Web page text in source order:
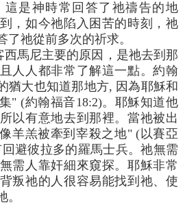
是神時常回答了祂禱告的地
，如今祂陷入困苦的時刻，祂
了祂從前多次的祈求。
西馬尼主要的原因，是祂去到那
人人都非常了解這一點。約翰
猶大也知道那地方, 因為耶穌和
" (約翰福音18:2)。耶穌知道他
以有意地去到那裡。當祂被出
羊羔被牽到宰殺之地" (以賽亞
避彼拉多的羅馬士兵。祂無需
需人靠奸細來窺探。耶穌非常
叛祂的人很容易能找到祂、使